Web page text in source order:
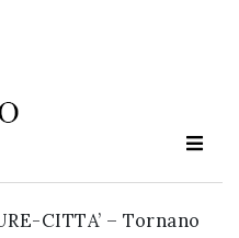
CITTA’ – Tornano